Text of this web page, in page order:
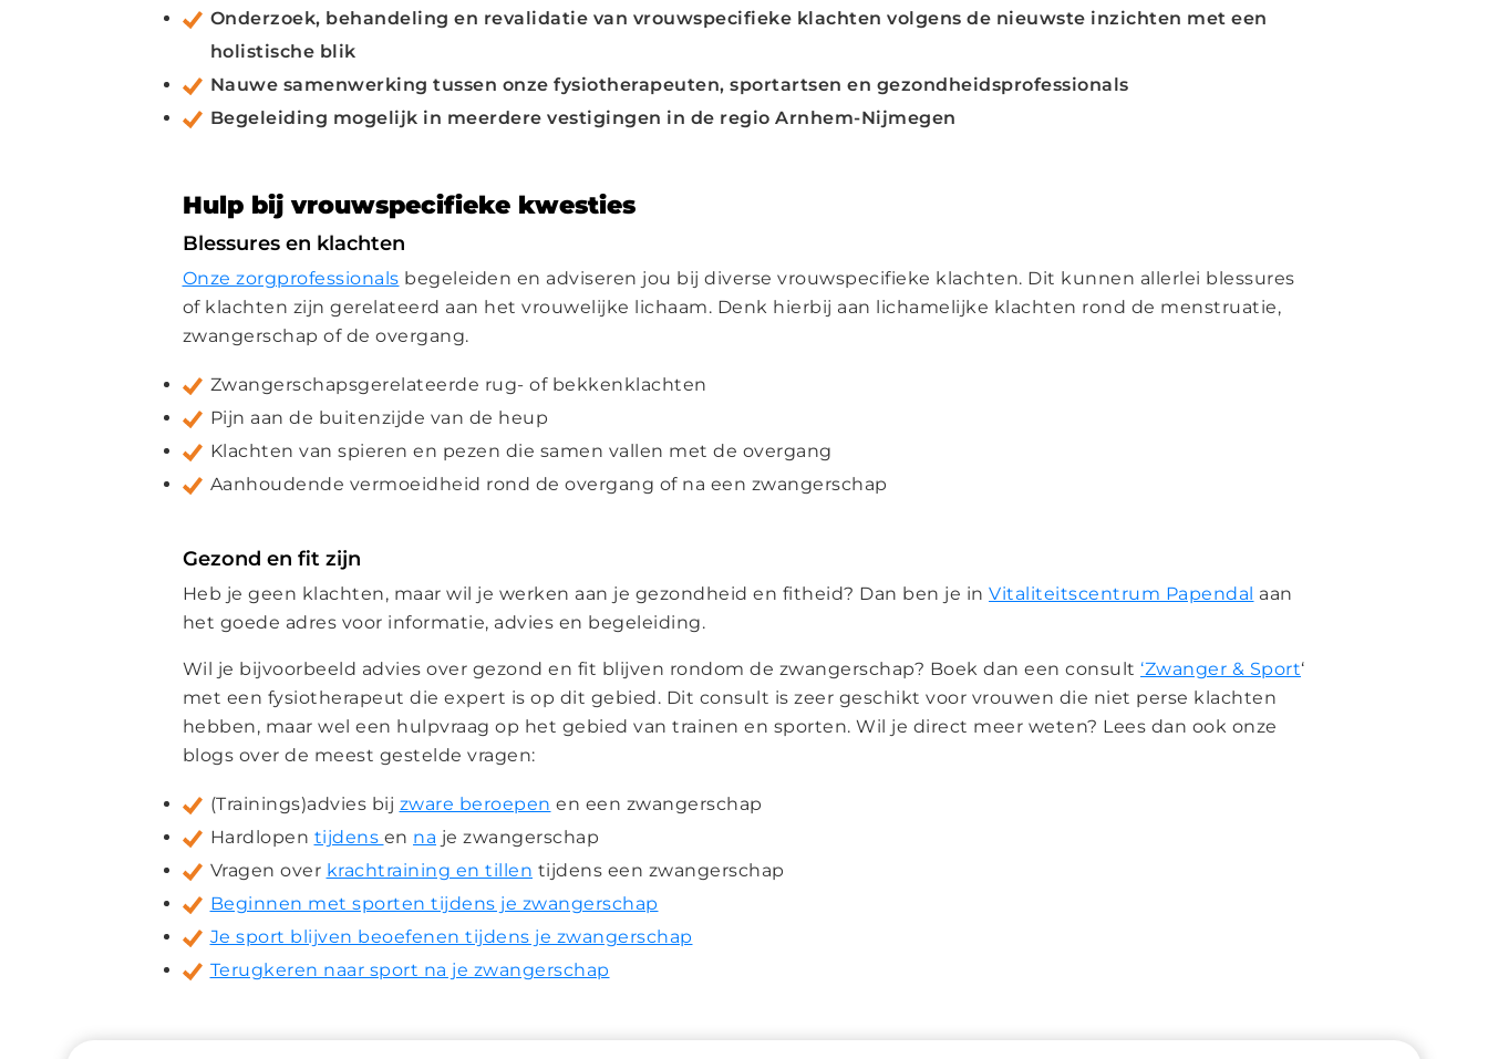
Onderzoek, behandeling en revalidatie van vrouwspecifieke klachten volgens de nieuwste inzichten met een
holistische blik
Nauwe samenwerking tussen onze fysiotherapeuten, sportartsen en gezondheidsprofessionals
Begeleiding mogelijk in meerdere vestigingen in de regio Arnhem-Nijmegen
Hulp bij vrouwspecifieke kwesties
Blessures en klachten
Onze zorgprofessionals begeleiden en adviseren jou bij diverse vrouwspecifieke klachten. Dit kunnen allerlei blessures
of klachten zijn gerelateerd aan het vrouwelijke lichaam. Denk hierbij aan lichamelijke klachten rond de menstruatie,
zwangerschap of de overgang.
Zwangerschapsgerelateerde rug- of bekkenklachten
Pijn aan de buitenzijde van de heup
Klachten van spieren en pezen die samen vallen met de overgang
Aanhoudende vermoeidheid rond de overgang of na een zwangerschap
Gezond en fit zijn
Heb je geen klachten, maar wil je werken aan je gezondheid en fitheid? Dan ben je in Vitaliteitscentrum Papendal aan
het goede adres voor informatie, advies en begeleiding.
Wil je bijvoorbeeld advies over gezond en fit blijven rondom de zwangerschap? Boek dan een consult ‘Zwanger & Sport‘
met een fysiotherapeut die expert is op dit gebied. Dit consult is zeer geschikt voor vrouwen die niet perse klachten
hebben, maar wel een hulpvraag op het gebied van trainen en sporten. Wil je direct meer weten? Lees dan ook onze
blogs over de meest gestelde vragen:
(Trainings)advies bij zware beroepen en een zwangerschap
Hardlopen tijdens en na je zwangerschap
Vragen over krachtraining en tillen tijdens een zwangerschap
Beginnen met sporten tijdens je zwangerschap
Je sport blijven beoefenen tijdens je zwangerschap
Terugkeren naar sport na je zwangerschap